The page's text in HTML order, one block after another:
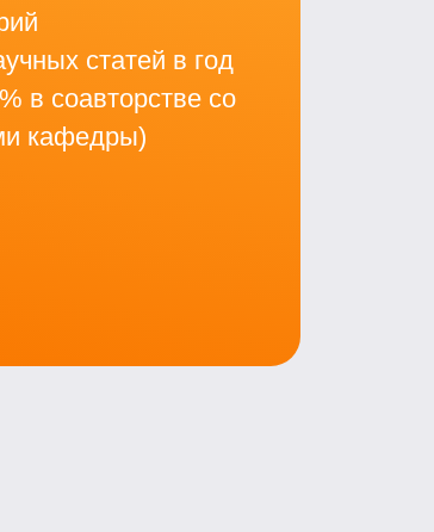
статей в год
в соавторстве со
кафедры)